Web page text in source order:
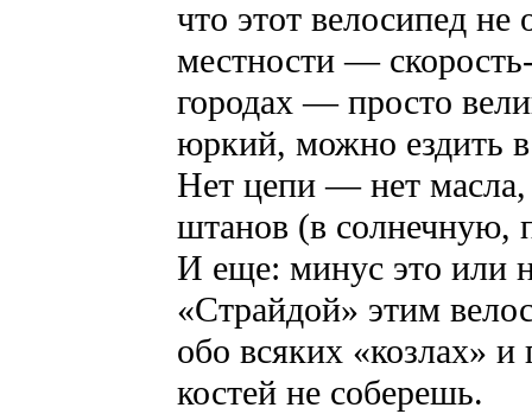
что этот велосипед
местности —
городах — просто
юркий, можно ездить
Нет цепи — нет
штанов (в солнечную,
И еще: минус это или
«Страйдой» этим
обо всяких «козлах»
костей не соберешь.